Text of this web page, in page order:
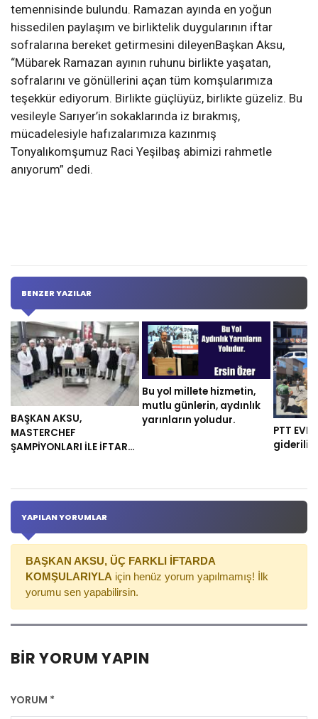
temennisinde bulundu. Ramazan ayında en yoğun
hissedilen paylaşım ve birliktelik duygularının iftar
sofralarına bereket getirmesini dileyenBaşkan Aksu,
“Mübarek Ramazan ayının ruhunu birlikte yaşatan,
sofralarını ve gönüllerini açan tüm komşularımıza
teşekkür ediyorum. Birlikte güçlüyüz, birlikte güzeliz. Bu
vesileyle Sarıyer’in sokaklarında iz bırakmış,
mücadelesiyle hafızalarımıza kazınmış
Tonyalıkomşumuz Raci Yeşilbaş abimizi rahmetle
anıyorum” dedi.
BENZER YAZILAR
BAŞKAN AKSU,
MASTERCHEF
ŞAMPİYONLARI İLE İFTAR
Bu yol millete hizmetin,
mutlu günlerin, aydınlık
yarınların yoludur.
PTT
YAPILAN YORUMLAR
BAŞKAN AKSU, ÜÇ FARKLI İFTARDA
KOMŞULARIYLA için henüz yorum yapılmamış! İlk
yorumu sen yapabilirsin.
BIR YORUM YAPIN
YORUM *